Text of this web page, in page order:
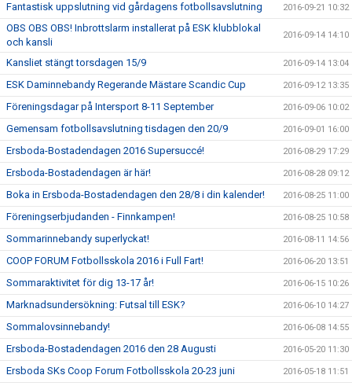
Fantastisk uppslutning vid gårdagens fotbollsavslutning 2016-09-21 10:32
OBS OBS OBS! Inbrottslarm installerat på ESK klubblokal
och kansli
2016-09-14 14:10
Kansliet stängt torsdagen 15/9 2016-09-14 13:04
ESK Daminnebandy Regerande Mästare Scandic Cup 2016-09-12 13:35
Föreningsdagar på Intersport 8-11 September 2016-09-06 10:02
Gemensam fotbollsavslutning tisdagen den 20/9 2016-09-01 16:00
Ersboda-Bostadendagen 2016 Supersuccé! 2016-08-29 17:29
Ersboda-Bostadendagen är här! 2016-08-28 09:12
Boka in Ersboda-Bostadendagen den 28/8 i din kalender! 2016-08-25 11:00
Föreningserbjudanden - Finnkampen! 2016-08-25 10:58
Sommarinnebandy superlyckat! 2016-08-11 14:56
COOP FORUM Fotbollsskola 2016 i Full Fart! 2016-06-20 13:51
Sommaraktivitet för dig 13-17 år! 2016-06-15 10:26
Marknadsundersökning: Futsal till ESK? 2016-06-10 14:27
Sommalovsinnebandy! 2016-06-08 14:55
Ersboda-Bostadendagen 2016 den 28 Augusti 2016-05-20 11:30
Ersboda SKs Coop Forum Fotbollsskola 20-23 juni 2016-05-18 11:51